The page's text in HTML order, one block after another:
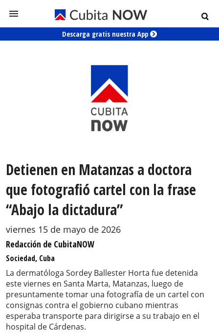
Descarga gratis nuestra App
Detienen en Matanzas a doctora
que fotografió cartel con la frase
“Abajo la dictadura”
viernes 15 de mayo de 2026
Redacción de CubitaNOW
Sociedad, Cuba
La dermatóloga Sordey Ballester Horta fue detenida
este viernes en Santa Marta, Matanzas, luego de
presuntamente tomar una fotografía de un cartel con
consignas contra el gobierno cubano mientras
esperaba transporte para dirigirse a su trabajo en el
hospital de Cárdenas.